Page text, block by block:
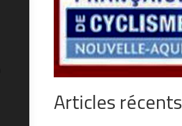
Articles récents